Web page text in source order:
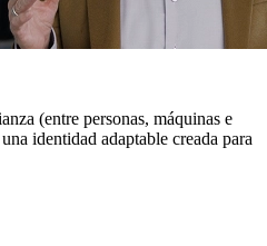
(entre personas, máquinas e
identidad adaptable creada para